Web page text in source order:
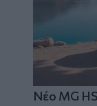
Νέο MG